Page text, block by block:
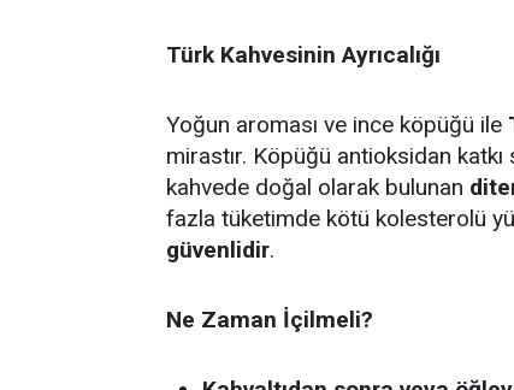
Türk Kahvesinin Ayrıcalığı
Yoğun aroması ve ince köpüğü ile
mirastır. Köpüğü antioksidan
kahvede doğal olarak bulunan
fazla tüketimde kötü kolesterolü
güvenlidir.
Ne Zaman İçilmeli?